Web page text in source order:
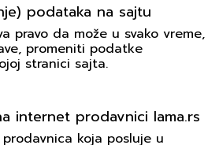
podataka na sajtu
pravo da može u svako vreme,
promeniti podatke
stranici sajta.
internet prodavnici lama.rs
koja posluje u